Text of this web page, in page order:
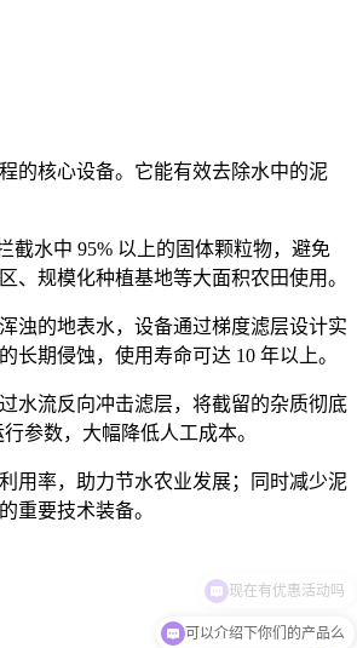
的核心设备。它能有效去除水中的泥
截水中 95% 以上的固体颗粒物，避免
规模化种植基地等大面积农田使用。
浊的地表水，设备通过梯度滤层设计实
期侵蚀，使用寿命可达 10 年以上。
水流反向冲击滤层，将截留的杂质彻底
参数，大幅降低人工成本。
用率，助力节水农业发展；同时减少泥
重要技术装备。
可以介绍下你们的产品么